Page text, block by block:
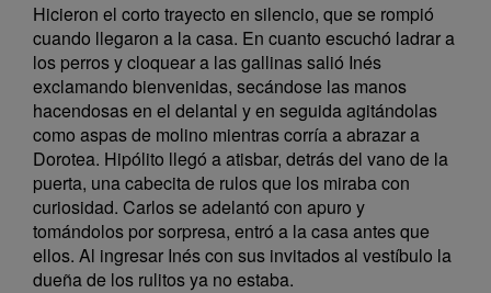
Hicieron el corto trayecto en silencio, que se rompió
cuando llegaron a la casa. En cuanto escuchó ladrar a
los perros y cloquear a las gallinas salió Inés
exclamando bienvenidas, secándose las manos
hacendosas en el delantal y en seguida agitándolas
como aspas de molino mientras corría a abrazar a
Dorotea. Hipólito llegó a atisbar, detrás del vano de la
puerta, una cabecita de rulos que los miraba con
curiosidad. Carlos se adelantó con apuro y
tomándolos por sorpresa, entró a la casa antes que
ellos. Al ingresar Inés con sus invitados al vestíbulo la
dueña de los rulitos ya no estaba.